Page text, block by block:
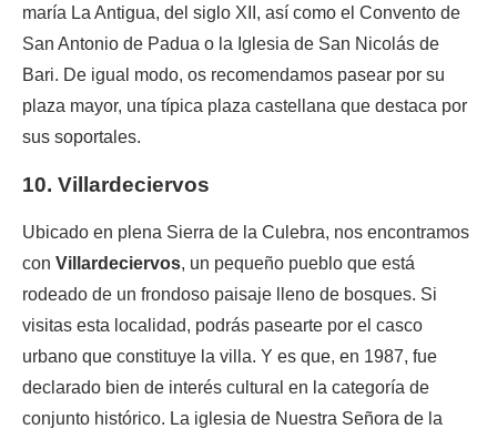
maría La Antigua, del siglo XII, así como el Convento de
San Antonio de Padua o la Iglesia de San Nicolás de
Bari. De igual modo, os recomendamos pasear por su
plaza mayor, una típica plaza castellana que destaca por
sus soportales.
10. Villardeciervos
Ubicado en plena Sierra de la Culebra, nos encontramos
con Villardeciervos, un pequeño pueblo que está
rodeado de un frondoso paisaje lleno de bosques. Si
visitas esta localidad, podrás pasearte por el casco
urbano que constituye la villa. Y es que, en 1987, fue
declarado bien de interés cultural en la categoría de
conjunto histórico. La iglesia de Nuestra Señora de la